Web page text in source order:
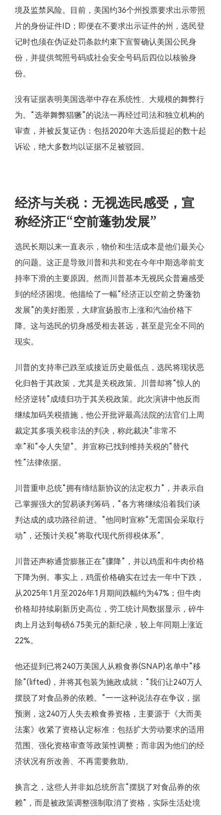
境及监禁风险。目前，美国约36个州投票要求出示带照
片的身份证件ID；即便在不要求出示证件的州，选民登
记时也须在伪证处罚条款约束下宣誓确认美国公民身
份，并提供驾照号码或社会安全号码后四位以核验身
份。
没有证据表明美国选举中存在系统性、大规模的舞弊行
为。“选举舞弊猖獗”的说法一再经过司法和独立机构的
审查，并被反复证伪：包括2020年大选后提起的数十起
诉讼，绝大多数均以证据不足被驳回。
经济与关税：无视选民感受，宣
称经济正“空前蓬勃发展”
选民长期以来一直表示，物价和生活成本是他们最关心
的问题。这正是导致川普和共和党在今年中期选举前支
持率下滑的主要原因。然而川普基本无视民众普遍感受
到的经济困境。他描绘了一幅“经济正以空前之势蓬勃
发展”的美好图景，大肆宣扬股市上涨和汽油价格下
降。这与选民的切身感受相去甚远，甚至是完全不同的
现实。
川普的支持率已跌至或接近历史最低点，选民将现状恶
化归咎于其政策，尤其是关税政策。川普却将“惊人的
经济逆转”成绩归功于其关税政策。此次演讲中他反而
继续加码关税措施，他公开批评最高法院的法官们上周
裁定其多项关税非法的判决，称此裁决“非常不
幸”和“令人失望”。并宣称已找到维持关税的“替代
性”法律依据。
川普重申总统“拥有缔结新协议的法定权力”，并表示自
己掌握强大的贸易谈判筹码，“各方将继续沿着我们谈
判达成的成功路径前进。”他同时宣称“无需国会采取行
动”，还预计关税“将取代现代所得税体系”。
川普还声称通货膨胀正在“骤降”，并以鸡蛋和牛肉价格
下降为例。事实上，鸡蛋价格确实在过去一年中下跌，
从2025年1月至2026年1月期间跌幅约为47%；但牛肉
价格却持续刷新历史高位，劳工统计局数据显示，碎牛
肉上月达到每磅6.75美元的新纪录，较上年同期上涨近
22%。
他还提到已将240万美国人从粮食券(SNAP)名单中“移
除”(lifted)，并将其包装为施政成就：“我们让240万人
摆脱了对食品券的依赖。”——这种说法存在争议，据
预测，这240万人失去粮食券资格，主要源于《大而美
法案》收紧了资格认定标准：包括扩大劳动要求的适用
范围、强化资格审查等政策性调整；而非因为他们的经
济状况有所改善、不再需要救助。
换言之，这些人并非如总统所言“摆脱了对食品券的依
赖”，而是被政策调整强制取消了资格，实际生活处境